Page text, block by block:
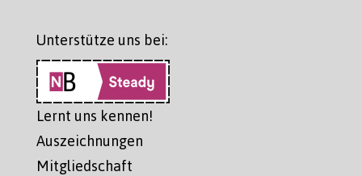
Unterstütze uns bei:
Lernt uns kennen!
Auszeichnungen
Mitgliedschaft